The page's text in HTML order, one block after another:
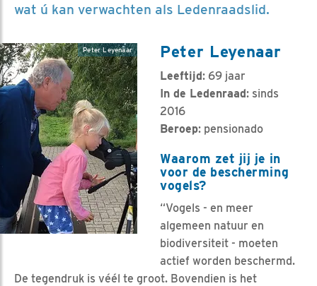
wat ú kan verwachten als Ledenraadslid.
Peter Leyenaar Peter Leyenaar
Leeftijd: 69 jaar
In de Ledenraad: sinds
2016
Beroep: pensionado
Waarom zet jij je in
voor de bescherming
vogels?
“Vogels - en meer
algemeen natuur en
biodiversiteit - moeten
actief worden beschermd.
De tegendruk is véél te groot. Bovendien is het